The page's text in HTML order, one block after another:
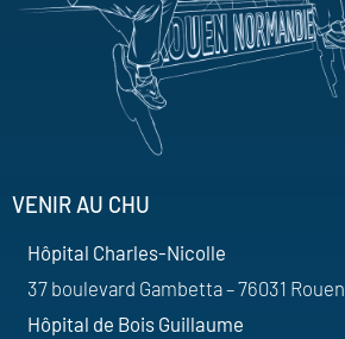
VENIR AU CHU
Hôpital Charles-Nicolle
37 boulevard Gambetta – 76031 Rouen
Hôpital de Bois Guillaume